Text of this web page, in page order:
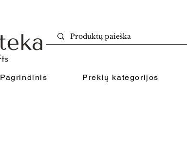
Pagrindinis Prekių kategorijos